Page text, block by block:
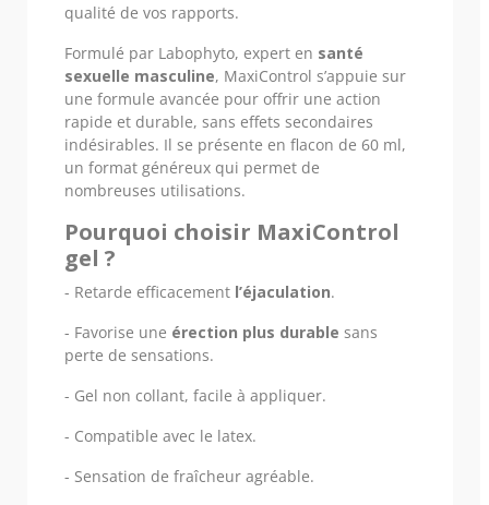
qualité de vos rapports.
Formulé par Labophyto, expert en santé
sexuelle masculine, MaxiControl s’appuie sur
une formule avancée pour offrir une action
rapide et durable, sans effets secondaires
indésirables. Il se présente en flacon de 60 ml,
un format généreux qui permet de
nombreuses utilisations.
Pourquoi choisir MaxiControl
gel ?
- Retarde efficacement l’éjaculation.
- Favorise une érection plus durable sans
perte de sensations.
- Gel non collant, facile à appliquer.
- Compatible avec le latex.
- Sensation de fraîcheur agréable.